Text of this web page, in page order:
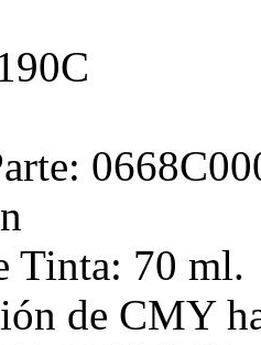
Tinta: 70 ml.
de CMY